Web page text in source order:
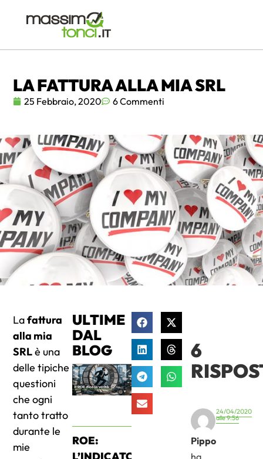
LA FATTURA ALLA MIA SRL
25 Febbraio, 2020 6 Commenti
Lafattura
alla mia
SRLè una
delle tipiche
questioni
che ogni
tanto tratto
durante le
mie
ULTIME
DAL
BLOG
ROE:
6
Pippo
ha
24/04/2020
alle 9:56